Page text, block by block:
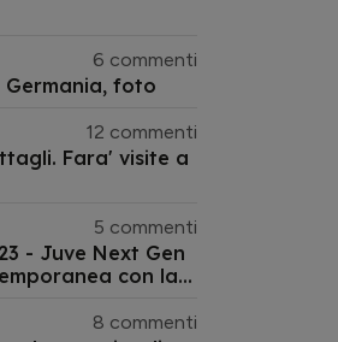
6 commenti
foto
12 commenti
Fara' visite a
5 commenti
- Juve Next Gen
con la
8 commenti